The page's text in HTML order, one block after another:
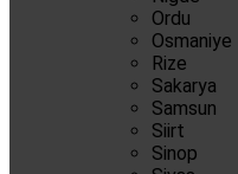
Ordu
Osmaniye
Rize
Sakarya
Samsun
Siirt
Sinop